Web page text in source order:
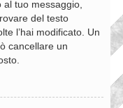
al tuo messaggio,
del testo
l’hai modificato. Un
cancellare un